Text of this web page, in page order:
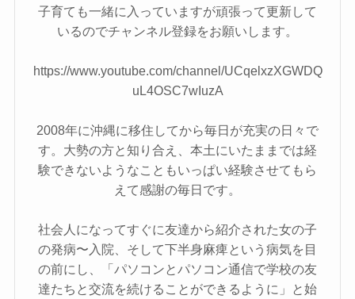
子育ても一緒に入っていますが頑張って更新して
いるのでチャンネル登録をお願いします。
https://www.youtube.com/channel/UCqelxzXGWDQ
uL4OSC7wIuzA
2008年に沖縄に移住してから毎日が充実の日々で
す。大勢の方と知り合え、本土にいたままでは経
験できないようなこともいっぱい経験させてもら
えて感謝の毎日です。
社会人になってすぐに友達から紹介された女の子
の発病〜入院、そして下半身麻痺という病気を目
の前にし、「パソコンとパソコン通信で学校の友
達たちと交流を続けることができるように」と始